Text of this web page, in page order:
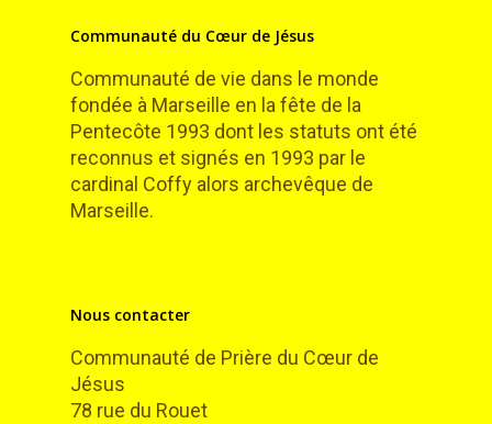
Communauté du Cœur de Jésus
Communauté de vie dans le monde
fondée à Marseille en la fête de la
Pentecôte 1993 dont les statuts ont été
reconnus et signés en 1993 par le
cardinal Coffy alors archevêque de
Marseille.
Nous contacter
Communauté de Prière du Cœur de
Jésus
78 rue du Rouet